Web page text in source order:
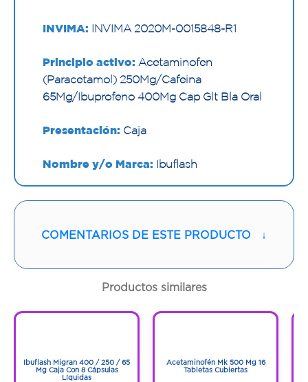
INVIMA: INVIMA 2020M-0015848-R1
Principio activo: Acetaminofen
(Paracetamol) 250Mg/Cafeina
65Mg/Ibuprofeno 400Mg Cap Glt Bla Oral
Presentación: Caja
Nombre y/o Marca: Ibuflash
Proveedor:TECNOQUIMICAS S.A.
Vía de administración:ORAL
COMENTARIOS DE ESTE PRODUCTO ↓
Productos similares
Ibuflash Migran 400 / 250 / 65
Mg Caja Con 8 Cápsulas
Líquidas
Acetaminofén Mk 500 Mg 16
Tabletas Cubiertas